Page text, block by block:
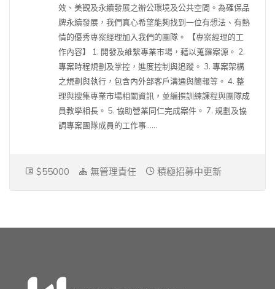
效、美觀及永續發展之辦公環境及公共空間。為確保品
牌永續發展，我們真心希望能夠找到一位有想法、有熱
情的優秀專案經理加入我們的團隊。 【專案經理的工
作內容】 1. 開發及維繫專業市場，藉以蒐羅案源。 2.
專案時程規劃及掌控，進度控制與追蹤。 3. 專案架構
之規劃與執行，包含內外部客戶溝通與簡報等。 4. 整
理與搜集專業市場相關資訊，並編撰訓練課程與團隊成
員教學相長。 5. 協助營業同仁完成案件。 7. 規劃及協
調專案團隊成員的工作事......
$55000 無管理責任 積極招募中更新